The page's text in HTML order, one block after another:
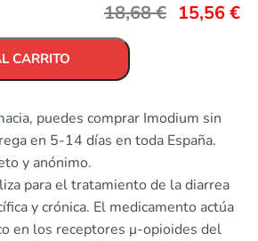
18,68€ 15,56€
CARRITO
puedes comprar Imodium sin
en 5-14 días en toda España.
y anónimo.
para el tratamiento de la diarrea
y crónica. El medicamento actúa
en los receptores μ-opioides del